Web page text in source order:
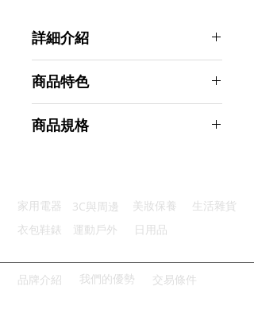
詳細介紹
商品特色
散熱系統：散熱性能好持久耐用
商品規格
主要材質：鋁合金
商品尺寸：12*2.5*2.5cm
產地名稱：中國大陸
代理商：亞桓有限公司
家用電器 3C與周邊 美妝保養
生活雜貨
衣包鞋錶
運動戶外 日用品
品牌介紹 我們的優勢 交易條件